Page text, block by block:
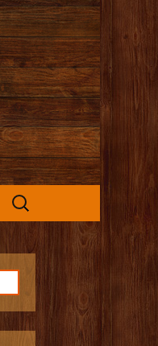
お
検